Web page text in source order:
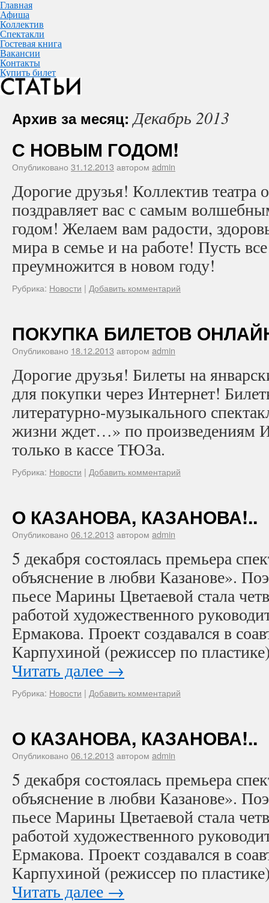
Главная
Афиша
Коллектив
Спектакли
Гостевая книга
Вакансии
Контакты
Купить билет
Архив за месяц:Декабрь 2013
С НОВЫМ ГОДОМ!
Опубликовано 31.12.2013 автором admin
Дорогие друзья! Коллектив театра
поздравляет вас с самым
годом! Желаем вам радости,
мира в семье и на работе! Пусть
преумножится в новом году!
Рубрика: Новости | Добавить комментарий
ПОКУПКА БИЛЕТОВ
Опубликовано 18.12.2013 автором admin
Дорогие друзья! Билеты на
для покупки через Интернет!
литературно-музыкального
жизни ждет…» по произведениям
только в кассе ТЮЗа.
Рубрика: Новости | Добавить комментарий
О КАЗАНОВА, КАЗАНОВА!..
Опубликовано 06.12.2013 автором admin
5 декабря состоялась премьера
объяснение в любви Казанове».
пьесе Марины Цветаевой стала
работой художественного
Ермакова. Проект создавался в
Карпухиной (режиссер по
Читать далее →
Рубрика: Новости | Добавить комментарий
О КАЗАНОВА, КАЗАНОВА!..
Опубликовано 06.12.2013 автором admin
5 декабря состоялась премьера
объяснение в любви Казанове».
пьесе Марины Цветаевой стала
работой художественного
Ермакова. Проект создавался в
Карпухиной (режиссер по
Читать далее →